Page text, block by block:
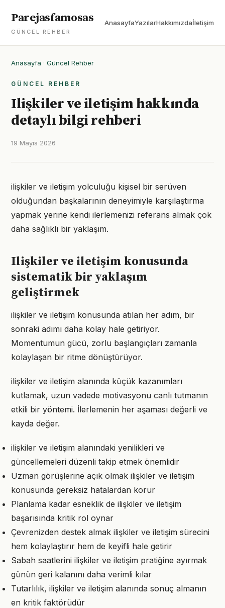
Parejasfamosas
GÜNCEL REHBER
AnasayfaYazılarHakkımızdaİletişim
Anasayfa · Güncel Rehber
GÜNCEL REHBER
Ilişkiler ve iletişim hakkında
detaylı bilgi rehberi
19 Mayıs 2026
ilişkiler ve iletişim yolculuğu kişisel bir serüven
olduğundan başkalarının deneyimiyle karşılaştırma
yapmak yerine kendi ilerlemenizi referans almak çok
daha sağlıklı bir yaklaşım.
Ilişkiler ve iletişim konusunda
sistematik bir yaklaşım
geliştirmek
ilişkiler ve iletişim konusunda atılan her adım, bir
sonraki adımı daha kolay hale getiriyor.
Momentumun gücü, zorlu başlangıçları zamanla
kolaylaşan bir ritme dönüştürüyor.
ilişkiler ve iletişim alanında küçük kazanımları
kutlamak, uzun vadede motivasyonu canlı tutmanın
etkili bir yöntemi. İlerlemenin her aşaması değerli ve
kayda değer.
ilişkiler ve iletişim alanındaki yenilikleri ve
güncellemeleri düzenli takip etmek önemlidir
Uzman görüşlerine açık olmak ilişkiler ve iletişim
konusunda gereksiz hatalardan korur
Planlama kadar esneklik de ilişkiler ve iletişim
başarısında kritik rol oynar
Çevrenizden destek almak ilişkiler ve iletişim sürecini
hem kolaylaştırır hem de keyifli hale getirir
Sabah saatlerini ilişkiler ve iletişim pratiğine ayırmak
günün geri kalanını daha verimli kılar
Tutarlılık, ilişkiler ve iletişim alanında sonuç almanın
en kritik faktörüdür